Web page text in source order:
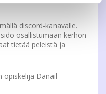
discord-kanavalle.
osallistumaan kerhon
tietää peleistä ja
opiskelija Danail